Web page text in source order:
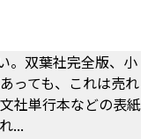
。双葉社完全版、小
っても、これは売れ
社単行本などの表紙
...